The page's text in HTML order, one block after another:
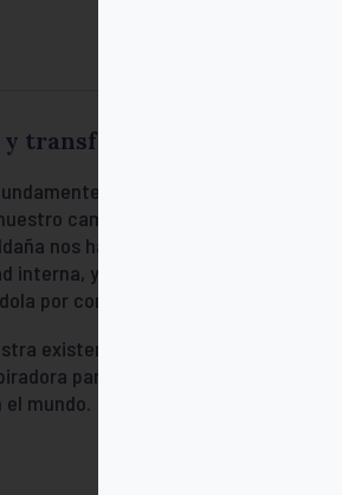
transforman.
Las que emergen desde lo
camino, sugiriéndonos qué rutas
nos habla de esas palabras que
y que, una vez percibidas y
por completo.
existencia. También podremos
para quienes quieren conectar
mundo.